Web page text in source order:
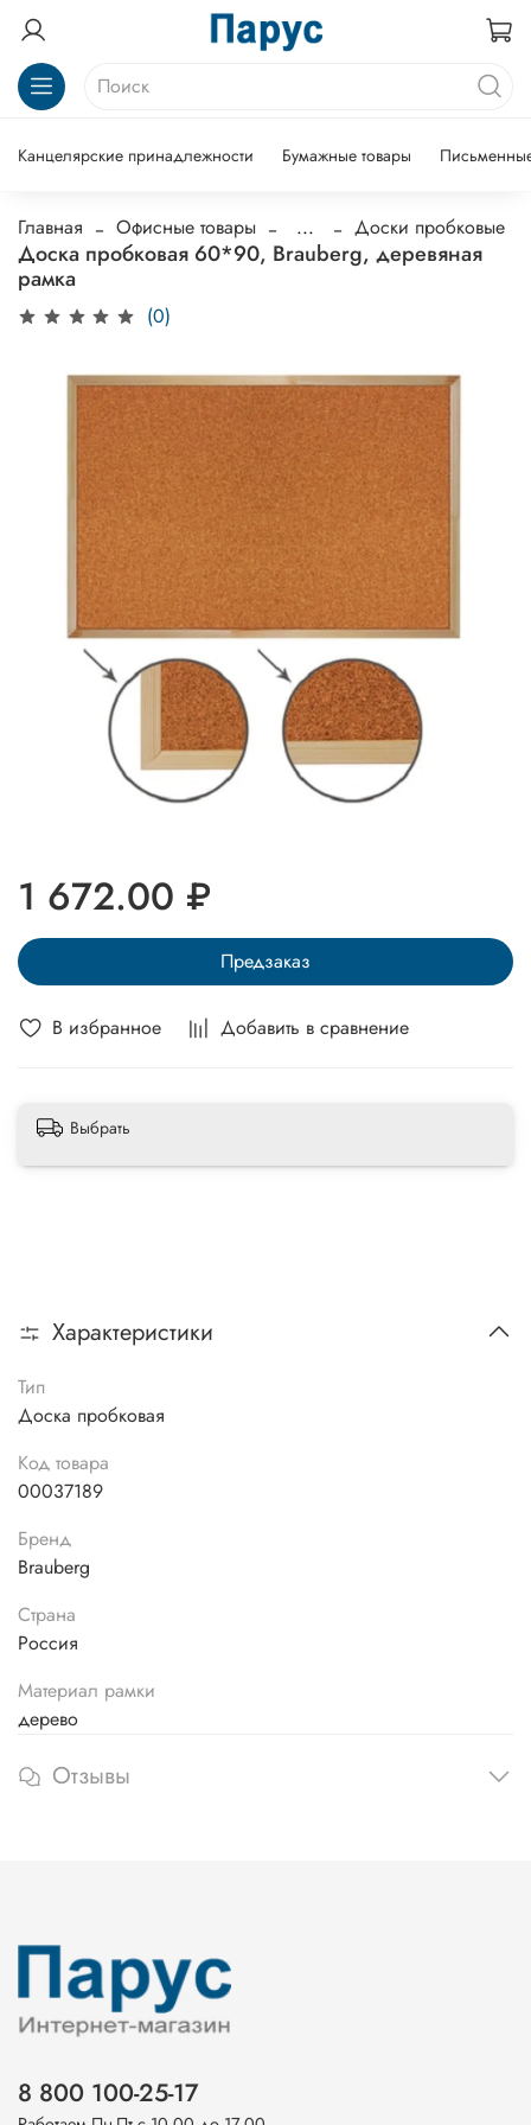
Канцелярские принадлежности Бумажные товары
Главная Офисные товары ... Доски пробковые
Доска пробковая 60*90, Brauberg, деревяная
рамка
(0)
В избранное Добавить в сравнение
1 672.00 ₽
Предзаказ
Выбрать
Характеристики
Тип
Доска пробковая
Код товара
00037189
Бренд
Brauberg
Страна
Россия
Материал рамки
дерево
Отзывы
8 800 100-25-17